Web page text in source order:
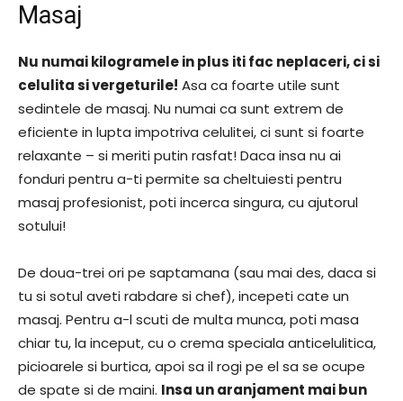
Masaj
Nu numai kilogramele in plus iti fac neplaceri, ci si
celulita si vergeturile! Asa ca foarte utile sunt
sedintele de masaj. Nu numai ca sunt extrem de
eficiente in lupta impotriva celulitei, ci sunt si foarte
relaxante – si meriti putin rasfat! Daca insa nu ai
fonduri pentru a-ti permite sa cheltuiesti pentru
masaj profesionist, poti incerca singura, cu ajutorul
sotului!
De doua-trei ori pe saptamana (sau mai des, daca si
tu si sotul aveti rabdare si chef), incepeti cate un
masaj. Pentru a-l scuti de multa munca, poti masa
chiar tu, la inceput, cu o crema speciala anticelulitica,
picioarele si burtica, apoi sa il rogi pe el sa se ocupe
de spate si de maini. Insa un aranjament mai bun